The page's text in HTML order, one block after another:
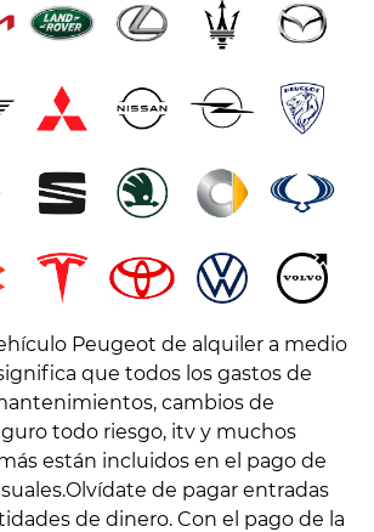
Peugeot de alquiler a medio
que todos los gastos de
cambios de
todo riesgo, itv y muchos
están incluidos en el pago de
de pagar entradas
de dinero. Con el pago de la